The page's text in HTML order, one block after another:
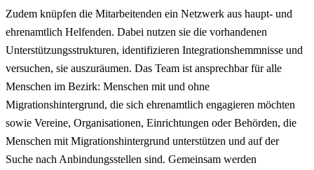
Zudem knüpfen die Mitarbeitenden ein Netzwerk aus haupt- und
ehrenamtlich Helfenden. Dabei nutzen sie die vorhandenen
Unterstützungsstrukturen, identifizieren Integrationshemmnisse und
versuchen, sie auszuräumen. Das Team ist ansprechbar für alle
Menschen im Bezirk: Menschen mit und ohne
Migrationshintergrund, die sich ehrenamtlich engagieren möchten
sowie Vereine, Organisationen, Einrichtungen oder Behörden, die
Menschen mit Migrationshintergrund unterstützen und auf der
Suche nach Anbindungsstellen sind. Gemeinsam werden